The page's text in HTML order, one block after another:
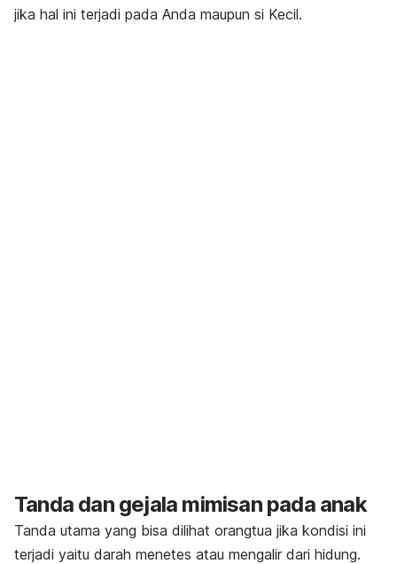
jika hal ini terjadi pada Anda maupun si Kecil.
Tanda dan gejala mimisan pada anak
Tanda utama yang bisa dilihat orangtua jika kondisi ini
terjadi yaitu darah menetes atau mengalir dari hidung.